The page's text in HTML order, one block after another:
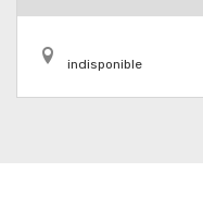
indisponible